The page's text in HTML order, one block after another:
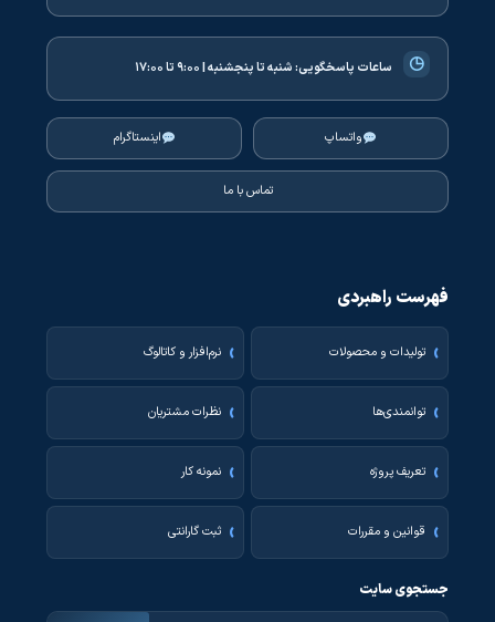
◷ ساعات پاسخگویی:شنبه تا پنجشنبه | ۹:۰۰ تا ۱۷:۰۰
واتساپ اینستاگرام
تماس با ما
فهرست راهبردی
تولیدات و محصولات نرم‌افزار و کاتالوگ
توانمندی‌ها نظرات مشتریان
تعریف پروژه نمونه کار
قوانین و مقررات ثبت گارانتی
جستجوی سایت